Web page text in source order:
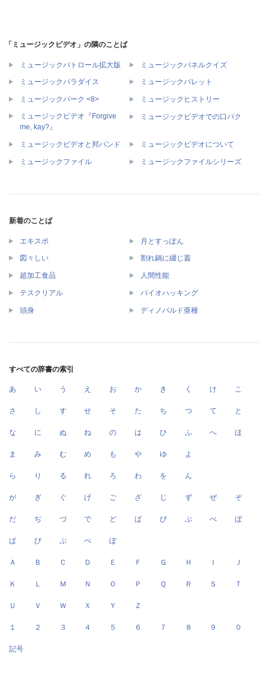
「ミュージックビデオ」の隣のことば
ミュージックパトロール拡大版 ミュージックパネルクイズ
ミュージックパラダイス ミュージックパレット
ミュージックパーク <8>
ミュージックヒストリー
ミュージックビデオ『Forgive
me, kay?』
ミュージックビデオでの口パク
ミュージックビデオと邦バンド ミュージックビデオについて
ミュージックファイル ミュージックファイルシリーズ
新着のことば
エキスポ 月とすっぽん
図々しい 割れ鍋に綴じ蓋
超加工食品 人間性能
テスクリアル バイオハッキング
頭身 ディノバルド亜種
すべての辞書の索引
あ い う え お か き く け こ
さ し す せ そ た ち つ て と
な に ぬ ね の は ひ ふ へ ほ
ま み む め も や ゆ よ
ら り る れ ろ わ を ん
が ぎ ぐ げ ご ざ じ ず ぜ ぞ
だ ぢ づ で ど ば び ぶ べ ぼ
ぱ ぴ ぷ ぺ ぽ
Ａ Ｂ Ｃ Ｄ Ｅ Ｆ Ｇ Ｈ Ｉ Ｊ
Ｋ Ｌ Ｍ Ｎ Ｏ Ｐ Ｑ Ｒ Ｓ Ｔ
Ｕ Ｖ Ｗ Ｘ Ｙ Ｚ
１ ２ ３ ４ ５ ６ ７ ８ ９ ０
記号